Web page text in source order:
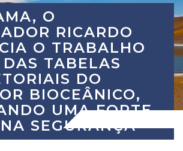
O
RICARDO
O TRABALHO
TABELAS
DO
BIOCEÂNICO,
UMA FORTE
SEGURANÇA